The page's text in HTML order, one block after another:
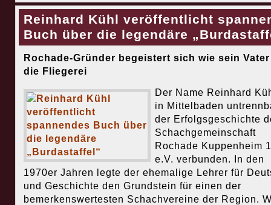
Reinhard Kühl veröffentlicht
Buch über die legendäre
Rochade-Gründer begeistert sich wie sein
die Fliegerei
Der Name Reinhard
in Mittelbaden
der Erfolgsgeschichte
Schachgemeinschaft
Rochade Kuppenheim
e.V. verbunden. In den
1970er Jahren legte der ehemalige Lehrer für
und Geschichte den Grundstein für einen der
bemerkenswertesten Schachvereine der Region.